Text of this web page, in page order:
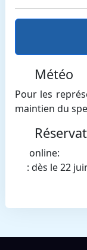
Météo
Pour les
maintien du
online:
: dès le 22